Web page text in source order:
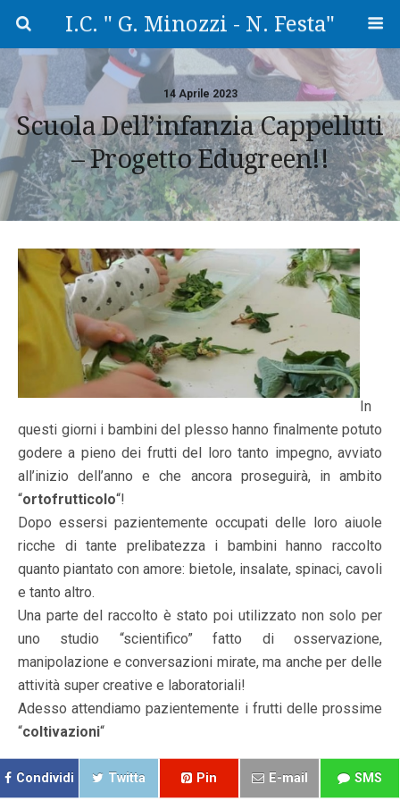
I.C. " G. Minozzi - N. Festa"
14 Aprile 2023
Scuola Dell’infanzia Cappelluti
– Progetto Edugreen!!
In
questi giorni i bambini del plesso hanno finalmente potuto
godere a pieno dei frutti del loro tanto impegno, avviato
all’inizio dell’anno e che ancora proseguirà, in ambito
“ortofrutticolo“!
Dopo essersi pazientemente occupati delle loro aiuole
ricche di tante prelibatezza i bambini hanno raccolto
quanto piantato con amore: bietole, insalate, spinaci, cavoli
e tanto altro.
Una parte del raccolto è stato poi utilizzato non solo per
uno studio “scientifico” fatto di osservazione,
manipolazione e conversazioni mirate, ma anche per delle
attività super creative e laboratoriali!
Adesso attendiamo pazientemente i frutti delle prossime
“coltivazioni“
Condividi Twitta Pin E-mail SMS